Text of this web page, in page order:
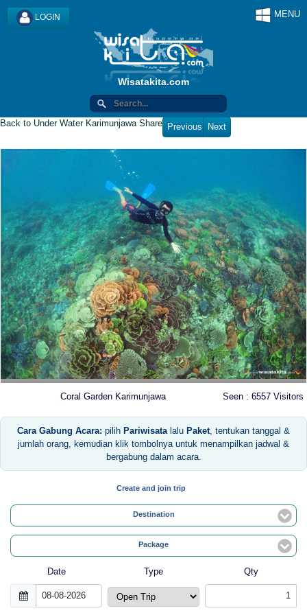
MENU
LOGIN
Wisatakita.com
Back to Under Water Karimunjawa Share Previous Next
Coral Garden Karimunjawa Seen : 6557 Visitors
Cara Gabung Acara: pilih Pariwisata lalu Paket , tentukan tanggal &
jumlah orang, kemudian klik tombolnya untuk menampilkan jadwal &
bergabung dalam acara.
Create and join trip
Destination
Package
Date Type Qty